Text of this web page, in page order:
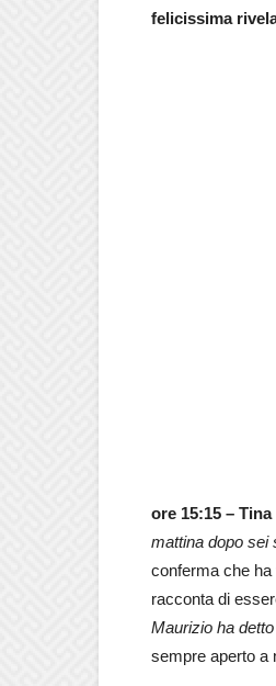
felicissima
ore 15:15 – Tina
mattina dopo sei
conferma che ha
racconta di
Maurizio ha
sempre aperto a